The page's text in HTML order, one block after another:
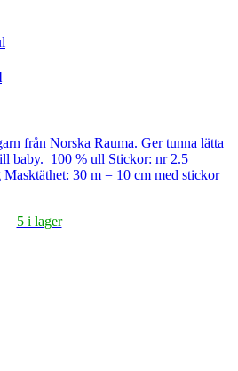
från Norska Rauma. Ger tunna lätta
baby. 100 % ull Stickor: nr 2.5
30 m = 10 cm med stickor
5 i lager